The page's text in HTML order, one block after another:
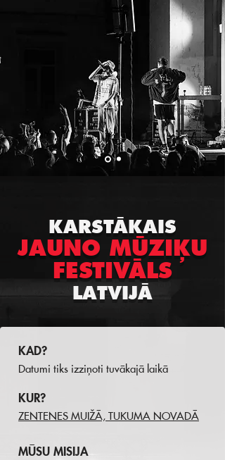
KARSTĀKAIS
JAUNO MŪZIĶU
FESTIVĀLS
LATVIJĀ
KAD?
Datumi tiks izziņoti tuvākajā laikā
KUR?
ZENTENES MUIŽĀ, TUKUMA NOVADĀ
MŪSU MISIJA